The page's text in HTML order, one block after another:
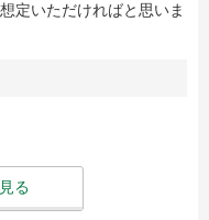
定いただければと思いま
る